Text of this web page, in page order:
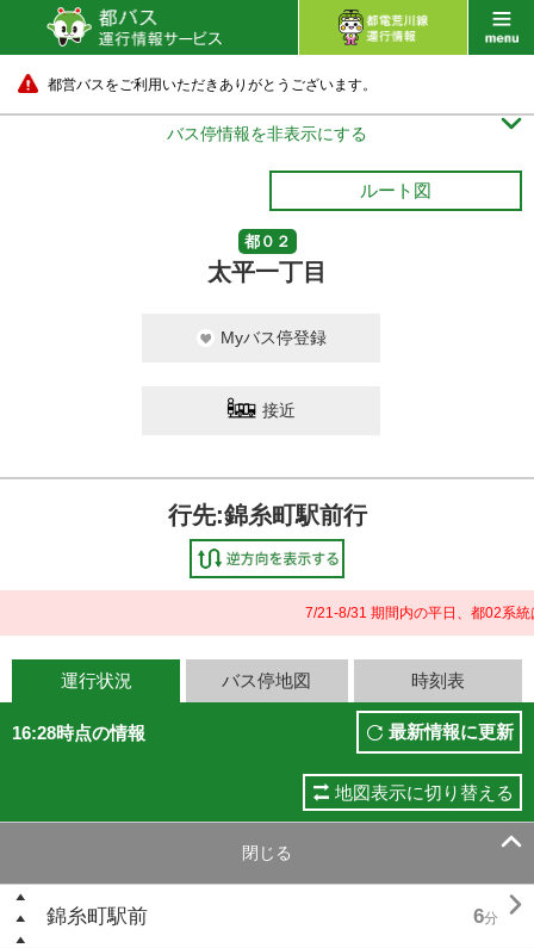
都営バスをご利用いただきありがとうございます。
バス停情報を非表示にする 
ルート図
都０２
太平一丁目
Myバス停登録
接近
行先:錦糸町駅前行
7/21-8/31 期間内の平日、都02系統
運行状況 バス停地図 時刻表
16:28時点の情報 最新情報に更新
地図表示に切り替える
閉じる 
錦糸町駅前 6分 